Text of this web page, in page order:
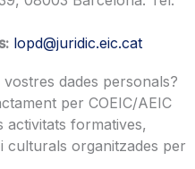
lopd@juridic.eic.cat
dades personals?
per COEIC/AEIC
activitats formatives,
culturals organitzades per